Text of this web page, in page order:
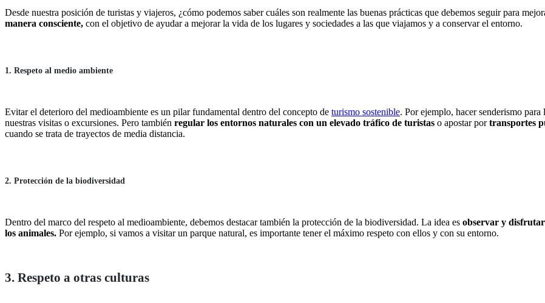
Desde nuestra posición de turistas y viajeros, ¿cómo podemos saber cuáles son realmente las buenas prácticas que debemos seguir para
manera consciente, con el objetivo de ayudar a mejorar la vida de los lugares y sociedades a las que viajamos y a conservar el entorno.
1. Respeto al medio ambiente
Evitar el deterioro del medioambiente es un pilar fundamental dentro del concepto de turismo sostenible. Por ejemplo, hacer senderismo
nuestras visitas o excursiones. Pero también regular los entornos naturales con un elevado tráfico de turistas o apostar portransportes
cuando se trata de trayectos de media distancia.
2. Protección de la biodiversidad
Dentro del marco del respeto al medioambiente, debemos destacar también la protección de la biodiversidad. La idea es observar y
los animales. Por ejemplo, si vamos a visitar un parque natural, es importante tener el máximo respeto con ellos y con su entorno.
3. Respeto a otras culturas